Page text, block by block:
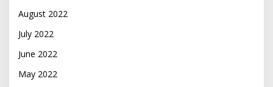
August 2022
July 2022
June 2022
May 2022